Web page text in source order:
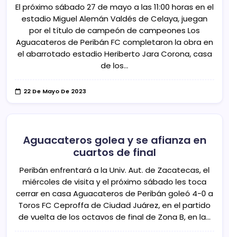
El próximo sábado 27 de mayo a las 11:00 horas en el
estadio Miguel Alemán Valdés de Celaya, juegan
por el título de campeón de campeones Los
Aguacateros de Peribán FC completaron la obra en
el abarrotado estadio Heriberto Jara Corona, casa
de los…
22 De Mayo De 2023
Aguacateros golea y se afianza en
cuartos de final
Peribán enfrentará a la Univ. Aut. de Zacatecas, el
miércoles de visita y el próximo sábado les toca
cerrar en casa Aguacateros de Peribán goleó 4-0 a
Toros FC Ceproffa de Ciudad Juárez, en el partido
de vuelta de los octavos de final de Zona B, en la…